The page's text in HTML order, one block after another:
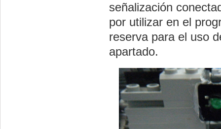
señalización
por utilizar en el
reserva para el uso
apartado.